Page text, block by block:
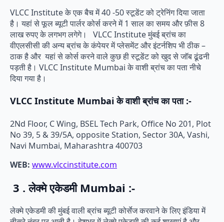
VLCC Institute के एक बैच में 40 -50 स्टूडेंट को ट्रेनिंग दिया जाता
है। यहां से फूल ब्यूटी पार्लर कोर्स करने में 1 साल का समय और फ़ीस 8
लाख रुपए के लगभग लगेगे। VLCC Institute मुंबई ब्रांच का
वीएलसीसी की अन्य ब्रांच के कंपेयर में प्लेसमेंट और इंटर्नशिप भी ठीक –
ठाक है और यहां से कोर्स करने वाले कुछ ही स्टूडेंट को खुद से जॉब ढूंढनी
पड़ती है। VLCC Institute Mumbai के वाशी ब्रांच का पता नीचे
दिया गया है।
VLCC Institute Mumbai के वाशी ब्रांच का पता :-
2Nd Floor, C Wing, BSEL Tech Park, Office No 201, Plot
No 39, 5 & 39/5A, opposite Station, Sector 30A, Vashi,
Navi Mumbai, Maharashtra 400703
WEB: www.vlccinstitute.com
3 . लेक्मे एकेडमी Mumbai :-
लेक्मे एकेडमी की मुंबई वाली ब्रांच ब्यूटी कोर्सेज करवाने के लिए इंडिया में